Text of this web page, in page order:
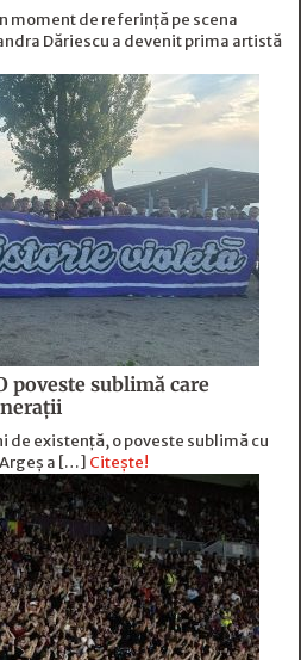
moment de referință pe scena
Dăriescu a devenit prima artistă
poveste sublimă care
de existență, o poveste sublimă cu
a […] Citește!